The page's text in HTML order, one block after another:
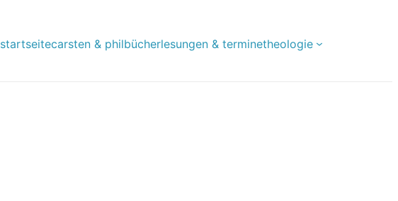
startseitecarsten & philbücherlesungen & terminetheologie